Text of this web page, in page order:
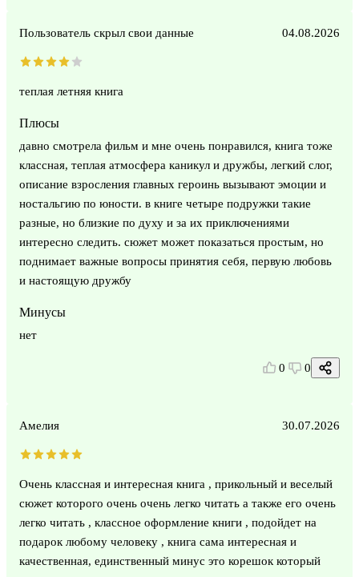
Пользователь скрыл свои данные 04.08.2026
теплая летняя книга
Плюсы
давно смотрела фильм и мне очень понравился, книга тоже
классная, теплая атмосфера каникул и дружбы, легкий слог,
описание взросления главных героинь вызывают эмоции и
ностальгию по юности. в книге четыре подружки такие
разные, но близкие по духу и за их приключениями
интересно следить. сюжет может показаться простым, но
поднимает важные вопросы принятия себя, первую любовь
и настоящую дружбу
Минусы
нет
0 0
Амелия 30.07.2026
Очень классная и интересная книга , прикольный и веселый
сюжет которого очень очень легко читать а также его очень
легко читать , классное оформление книги , подойдет на
подарок любому человеку , книга сама интересная и
качественная, единственный минус это корешок который